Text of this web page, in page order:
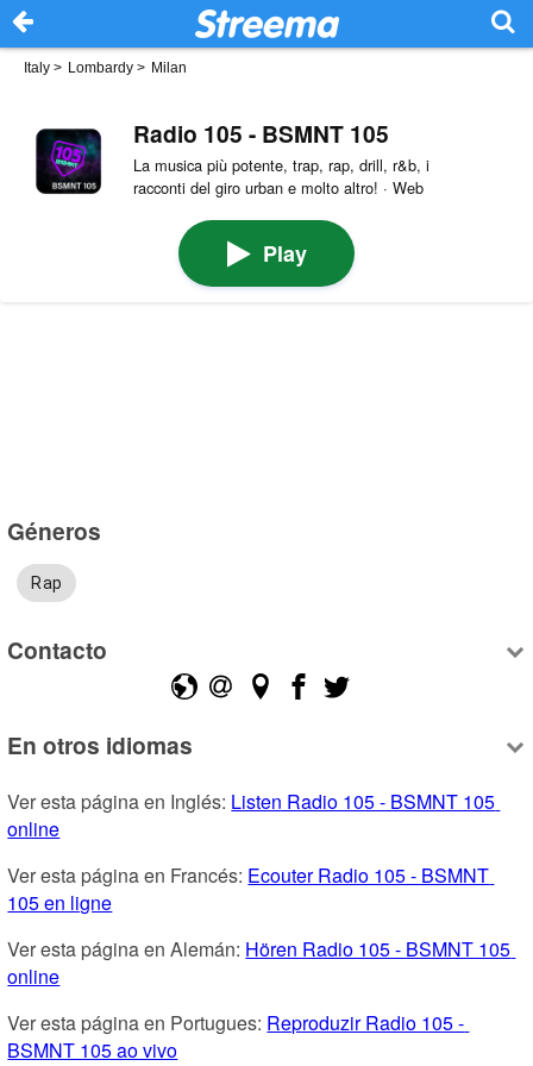
Italy > Lombardy > Milan
Radio 105 - BSMNT 105
La musica più potente, trap, rap, drill, r&b, i
racconti del giro urban e molto altro! · Web
Play
Géneros
Rap
Contacto
En otros idiomas
Ver esta página en Inglés: Listen Radio 105 - BSMNT 105
online
Ver esta página en Francés: Ecouter Radio 105 - BSMNT
105 en ligne
Ver esta página en Alemán: Hören Radio 105 - BSMNT 105
online
Ver esta página en Portugues: Reproduzir Radio 105 -
BSMNT 105 ao vivo